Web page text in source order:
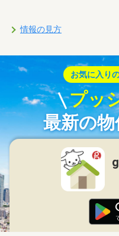
情報の見方
お気に入り
プッ
最新の